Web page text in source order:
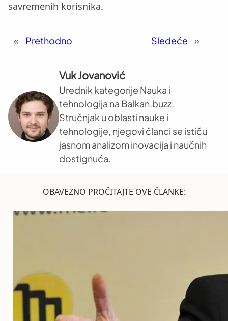
savremenih korisnika.
« Prethodno Sledeće »
Vuk Jovanović
Urednik kategorije Nauka i
tehnologija na Balkan.buzz.
Stručnjak u oblasti nauke i
tehnologije, njegovi članci se ističu
jasnom analizom inovacija i naučnih
dostignuća.
OBAVEZNO PROČITAJTE OVE ČLANKE: